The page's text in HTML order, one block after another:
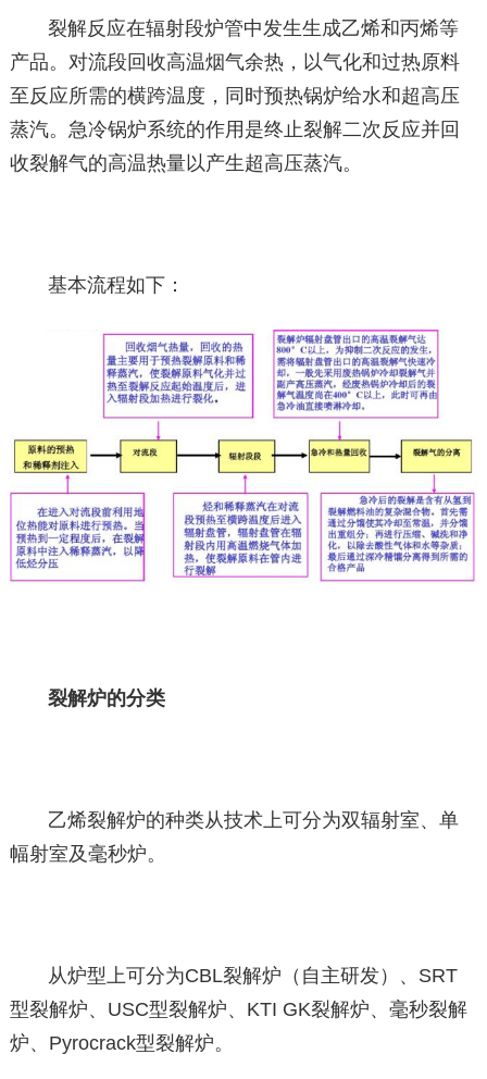
裂解反应在辐射段炉管中发生生成乙烯和丙烯等
产品。对流段回收高温烟气余热，以气化和过热原料
至反应所需的横跨温度，同时预热锅炉给水和超高压
蒸汽。急冷锅炉系统的作用是终止裂解二次反应并回
收裂解气的高温热量以产生超高压蒸汽。
基本流程如下：
裂解炉的分类
乙烯裂解炉的种类从技术上可分为双辐射室、单
幅射室及毫秒炉。
从炉型上可分为CBL裂解炉（自主研发）、SRT
型裂解炉、USC型裂解炉、KTI GK裂解炉、毫秒裂解
炉、Pyrocrack型裂解炉。